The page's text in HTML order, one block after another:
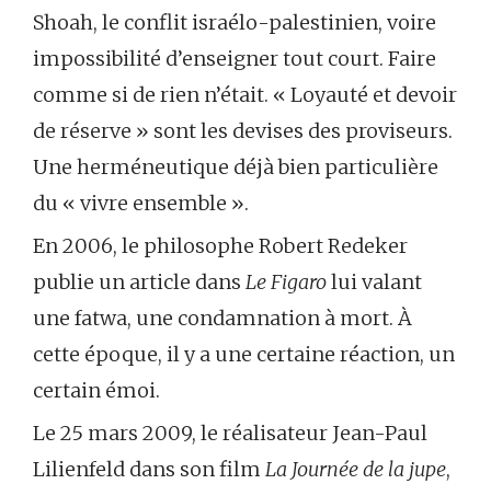
Shoah, le conflit israélo-palestinien, voire
impossibilité d’enseigner tout court. Faire
comme si de rien n’était. « Loyauté et devoir
de réserve » sont les devises des proviseurs.
Une herméneutique déjà bien particulière
du « vivre ensemble ».
En 2006, le philosophe Robert Redeker
publie un article dans Le Figarolui valant
une fatwa, une condamnation à mort. À
cette époque, il y a une certaine réaction, un
certain émoi.
Le 25 mars 2009, le réalisateur Jean-Paul
Lilienfeld dans son film La Journée de la jupe,